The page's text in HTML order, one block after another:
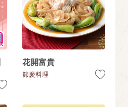
花開富貴
節慶料理